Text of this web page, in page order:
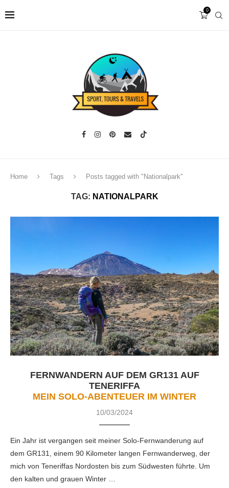
0
Home Tags Posts tagged with "Nationalpark"
TAG: NATIONALPARK
FERNWANDERN AUF DEM GR131 AUF
TENERIFFA
MEIN SOLO-ABENTEUER IM WINTER
10/03/2024
Ein Jahr ist vergangen seit meiner Solo-Fernwanderung auf
dem GR131, einem 90 Kilometer langen Fernwanderweg, der
mich von Teneriffas Nordosten bis zum Südwesten führte. Um
den kalten und grauen Winter …